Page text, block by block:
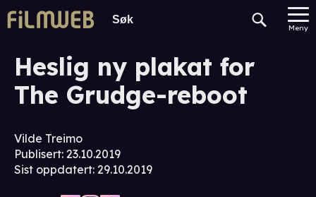
Meny
Heslig ny plakat for
The Grudge-reboot
Vilde Treimo
Publisert: 23.10.2019
Sist oppdatert: 29.10.2019